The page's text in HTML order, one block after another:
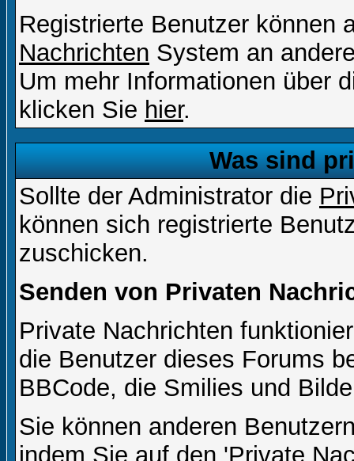
Registrierte Benutzer können
Nachrichten System an
Um mehr Informationen über
klicken Sie hier.
Was sind
Sollte der Administrator die
können sich registrierte
zuschicken.
Senden von Privaten
Private Nachrichten
die Benutzer dieses Forums
BBCode, die Smilies und
Sie können anderen
indem Sie auf den 'Private